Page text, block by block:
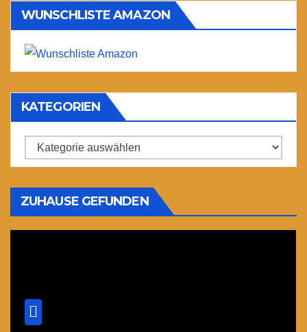
WUNSCHLISTE AMAZON
KATEGORIEN
Kategorien
ZUHAUSE GEFUNDEN